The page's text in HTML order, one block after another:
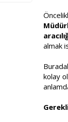
almak
kolay